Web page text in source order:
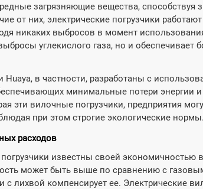
загрязняющие вещества, способствуя
от них, электрические погрузчики
никаких выбросов в момент
углекислого газа, но и обеспечивает
Huaya, в частности, разработаны с
минимальные потери энергии
эти вилочные погрузчики, предприятия
при этом строгие экологические нормы.
расходов
известны своей экономичностью
может быть выше по сравнению с
с лихвой компенсирует ее. Электрические